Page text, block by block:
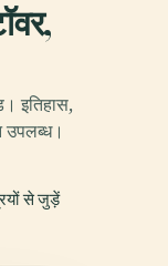
इतिहास,
उपलब्ध।
से जुड़ें